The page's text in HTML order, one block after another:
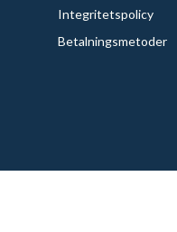
Integritetspolicy
Betalningsmetoder